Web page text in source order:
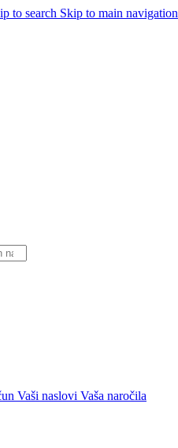
to search Skip to main navigation
Vaši naslovi Vaša naročila